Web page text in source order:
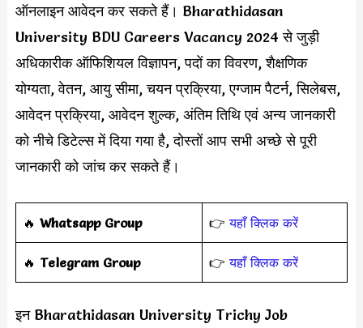
ऑनलाइन आवेदन कर सकते हैं। Bharathidasan
University BDU Careers Vacancy 2024 से जुड़ी
अधिकारीक ऑफिशियल विज्ञापन, पदों का विवरण, शैक्षणिक
योग्यता, वेतन, आयु सीमा, चयन प्रक्रिया, एग्जाम पैटर्न, सिलेबस,
आवेदन प्रक्रिया, आवेदन शुल्क, अंतिम तिथि एवं अन्य जानकारी
को नीचे डिटेल्स में दिया गया है, दोस्तों आप सभी अच्छे से पूरी
जानकारी को जांच कर सकते हैं।
‎️‍🔥 Whatsapp Group 👉यहाँ क्लिक करें
‎️‍🔥 Telegram Group 👉यहाँ क्लिक करें
इन Bharathidasan University Trichy Job